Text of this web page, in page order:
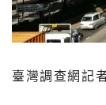
臺灣調查網記